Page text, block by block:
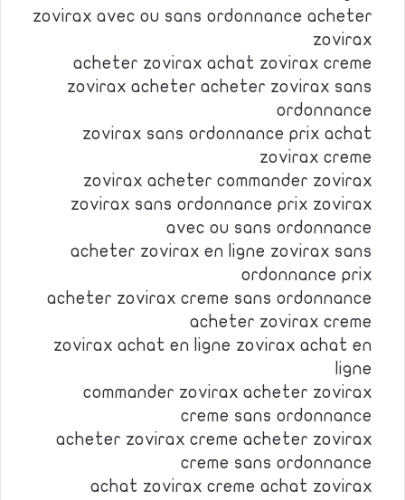
zovirax avec ou sans ordonnance acheter
zovirax
acheter zovirax achat zovirax creme
zovirax acheter acheter zovirax sans
ordonnance
zovirax sans ordonnance prix achat
zovirax creme
zovirax acheter commander zovirax
zovirax sans ordonnance prix zovirax
avec ou sans ordonnance
acheter zovirax en ligne zovirax sans
ordonnance prix
acheter zovirax creme sans ordonnance
acheter zovirax creme
zovirax achat en ligne zovirax achat en
ligne
commander zovirax acheter zovirax
creme sans ordonnance
acheter zovirax creme acheter zovirax
creme sans ordonnance
achat zovirax creme achat zovirax